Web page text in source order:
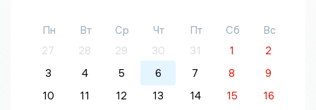
Пн Вт Ср Чт Пт Сб
Вс
27
28 29 30 31 1
2
3
4 5 6 7 8
9
10
11 12 13 14 15
16